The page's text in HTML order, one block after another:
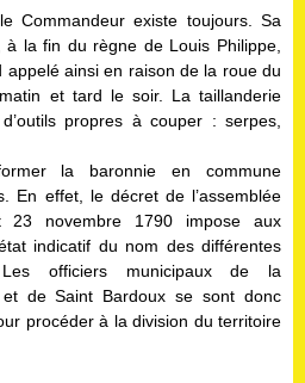
Commandeur existe toujours. Sa
la fin du règne de Louis Philippe,
ainsi en raison de la roue du
et tard le soir. La taillanderie
propres à couper : serpes,
la baronnie en commune
En effet, le décret de l’assemblée
novembre 1790 impose aux
indicatif du nom des différentes
officiers municipaux de la
de Saint Bardoux se sont donc
procéder à la division du territoire